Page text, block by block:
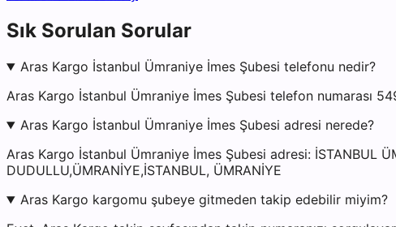
Sık Sorulan Sorular
Aras Kargo İstanbul Ümraniye İmes Şubesi telefonu nedir?
Aras Kargo İstanbul Ümraniye İmes Şubesi telefon numarası
Aras Kargo İstanbul Ümraniye İmes Şubesi adresi nerede?
Aras Kargo İstanbul Ümraniye İmes Şubesi adresi: İSTANBUL
DUDULLU,ÜMRANİYE,İSTANBUL, ÜMRANİYE
Aras Kargo kargomu şubeye gitmeden takip edebilir miyim?